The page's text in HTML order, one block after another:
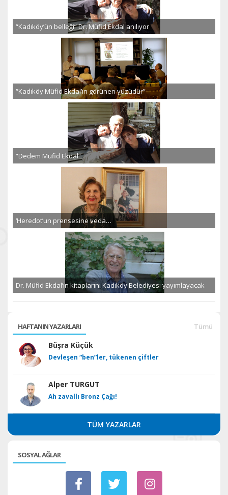
“Kadıköy’ün belleği” Dr. Müfid Ekdal anılıyor
“Kadıköy Müfid Ekdal’ın görünen yüzüdür”
“Dedem Müfid Ekdal”
‘Heredot’un prensesine veda…
Dr. Müfid Ekdal’ın kitaplarını Kadıköy Belediyesi yayımlayacak
HAFTANIN YAZARLARI Tümü
Büşra Küçük
Devleşen “ben”ler, tükenen çiftler
Alper TURGUT
Ah zavallı Bronz Çağı!
TÜM YAZARLAR
SOSYAL AĞLAR